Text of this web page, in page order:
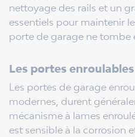
nettoyage des rails et un
essentiels pour maintenir
porte de garage ne tombe
Les portes enroulables
Les portes de garage
modernes, durent
mécanisme à lames
est sensible à la corrosion